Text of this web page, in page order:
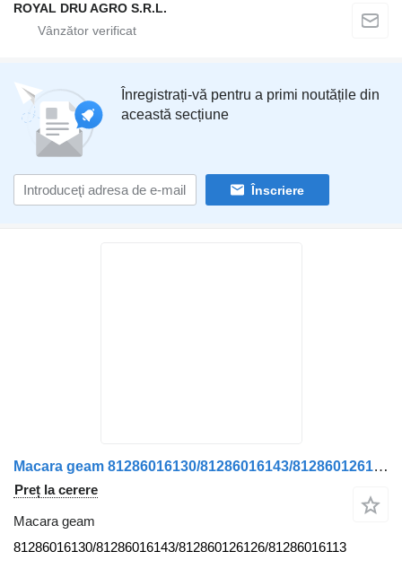
ROYAL DRU AGRO S.R.L.
Înregistrați-vă pentru a primi noutățile din
această secțiune
Înscriere
Macara geam 81286016130/81286016143/812860126126/81286016113 pentru camion MAN
Preț la cerere
Macara geam
81286016130/81286016143/812860126126/81286016113